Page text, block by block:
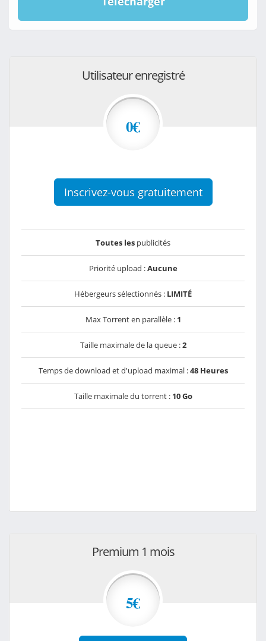
Utilisateur enregistré
0€
Inscrivez-vous gratuitement
Toutes les publicités
Priorité upload :Aucune
Hébergeurs sélectionnés : LIMITÉ
Max Torrent en parallèle : 1
Taille maximale de la queue :2
Temps de download et d'upload maximal :48 Heures
Taille maximale du torrent : 10 Go
Premium 1 mois
5€